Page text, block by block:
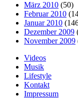
März 2010 (50)
Februar 2010
Januar 2010
Dezember 2009
November 2009
Videos
Musik
Lifestyle
Kontakt
Impressum